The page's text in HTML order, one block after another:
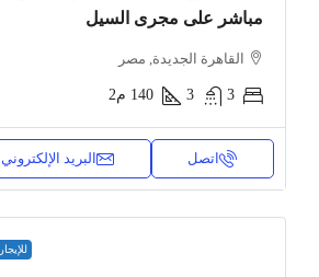
مباشر على مجرى السيل
القاهرة الجديدة, مصر
3
3
140 م2
اتصل البريد الإلكتروني
للإيجار